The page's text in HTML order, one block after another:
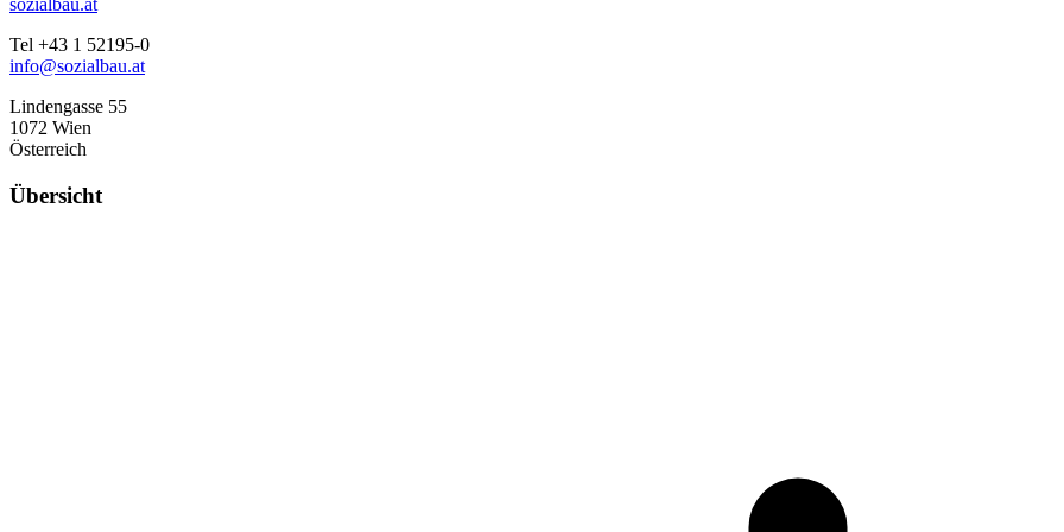
sozialbau.at
Tel +43 1 52195-0
info@sozialbau.at
Lindengasse 55
1072 Wien
Österreich
Übersicht